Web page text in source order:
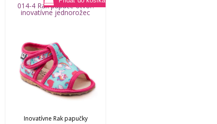
014-4 Rak papuče otvor.
inovatívne jednorožec
Inovatívne Rak papučky